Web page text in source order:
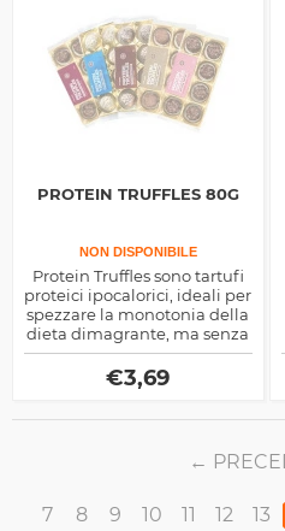
PROTEIN TRUFFLES 80G
NON DISPONIBILE
Protein Truffles sono tartufi
proteici ipocalorici, ideali per
spezzare la monotonia della
dieta dimagrante, ma senza
aggiungere nutrienti
spazzatura
€3,69
7 8 9 10 11 12 13